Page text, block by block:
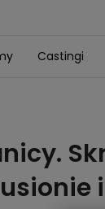
Castingi